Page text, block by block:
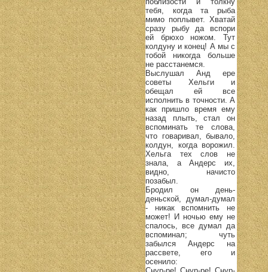
тебя, когда та рыба
мимо поплывет. Хватай
сразу рыбу да вспори
ей брюхо ножом. Тут
колдуну и конец! А мы с
тобой никогда больше
не расстанемся.
Выслушал Анд ере
советы Хельги и
обещал ей все
исполнить в точности. А
как пришло время ему
назад плыть, стал он
вспоминать те слова,
что говаривал, бывало,
колдун, когда ворожил.
Хельга тех слов не
знала, а Андерс их,
видно, начисто
позабыл.
Бродил он день-
деньской, думал-думал
- никак вспомнить не
может! И ночью ему не
спалось, все думал да
вспоминал; чуть
забылся Андерс на
рассвете, его и
осенило: